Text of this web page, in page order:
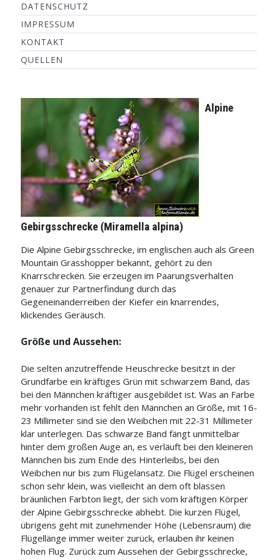
DATENSCHUTZ
IMPRESSUM
KONTAKT
QUELLEN
Alpine
Gebirgsschrecke (Miramella alpina)
Die Alpine Gebirgsschrecke, im englischen auch als Green
Mountain Grasshopper bekannt, gehört zu den
Knarrschrecken. Sie erzeugen im Paarungsverhalten
genauer zur Partnerfindung durch das
Gegeneinanderreiben der Kiefer ein knarrendes,
klickendes Geräusch.
Größe und Aussehen:
Die selten anzutreffende Heuschrecke besitzt in der
Grundfarbe ein kräftiges Grün mit schwarzem Band, das
bei den Männchen kräftiger ausgebildet ist. Was an Farbe
mehr vorhanden ist fehlt den Männchen an Größe, mit 16-
23 Millimeter sind sie den Weibchen mit 22-31 Millimeter
klar unterlegen. Das schwarze Band fängt unmittelbar
hinter dem großen Auge an, es verläuft bei den kleineren
Männchen bis zum Ende des Hinterleibs, bei den
Weibchen nur bis zum Flügelansatz. Die Flügel erscheinen
schon sehr klein, was vielleicht an dem oft blassen
bräunlichen Farbton liegt, der sich vom kräftigen Körper
der Alpine Gebirgsschrecke abhebt. Die kurzen Flügel,
übrigens geht mit zunehmender Höhe (Lebensraum) die
Flügellänge immer weiter zurück, erlauben ihr keinen
hohen Flug. Zurück zum Aussehen der Gebirgsschrecke,